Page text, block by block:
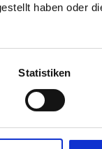
haben oder
Statistiken
gelten
zur